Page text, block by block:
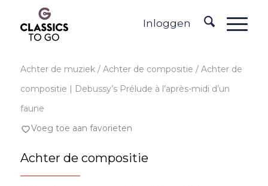
Inloggen
Achter de muziek/ Achter de compositie / Achter de
compositie | Debussy’s Prélude à l’après-midi d’un
faune
Voeg toe aan favorieten
Achter de compositie